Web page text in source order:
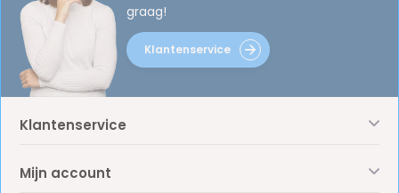
graag!
Klantenservice
Klantenservice
Mijn account